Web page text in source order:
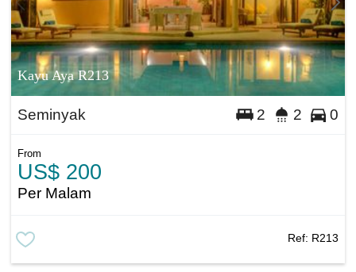
Kayu Aya R213
Seminyak 2 2 0
From
US$ 200
Per Malam
Ref: R213